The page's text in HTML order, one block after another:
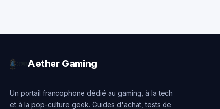
totale
Aether Gaming
Un portail francophone dédié au gaming, à la tech
et à la pop-culture geek. Guides d'achat, tests de